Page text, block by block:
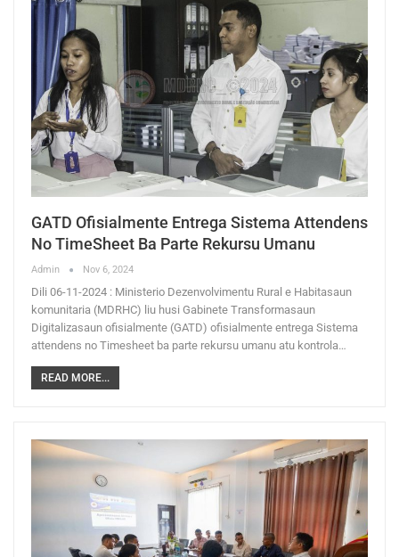
GATD Ofisialmente Entrega Sistema Attendens
No TimeSheet Ba Parte Rekursu Umanu
Admin Nov 6, 2024
Dili 06-11-2024 : Ministerio Dezenvolvimentu Rural e Habitasaun
komunitaria (MDRHC) liu husi Gabinete Transformasaun
Digitalizasaun ofisialmente (GATD) ofisialmente entrega Sistema
attendens no Timesheet ba parte rekursu umanu atu kontrola…
READ MORE...